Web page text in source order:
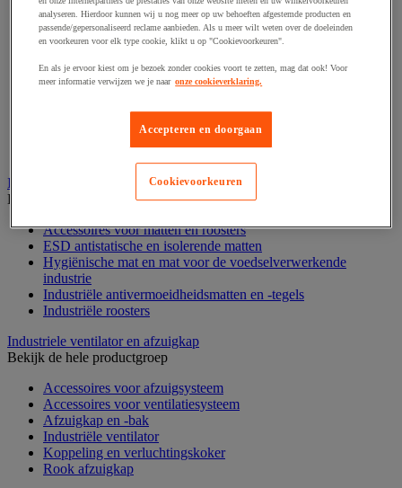
Draagarmstelling voor lange lasten
Entresol voor magazijn
Lichte stelling
Palletstelling
Rek voor haspels en spoelen
Industriële mat, tegel en rooster
Bekijk de hele productgroep
Accessoires voor matten en roosters
ESD antistatische en isolerende matten
Hygiënische mat en mat voor de voedselverwerkende
industrie
Industriële antivermoeidheidsmatten en -tegels
Industriële roosters
Industriele ventilator en afzuigkap
Bekijk de hele productgroep
Accessoires voor afzuigsysteem
Accessoires voor ventilatiesysteem
Afzuigkap en -bak
Industriële ventilator
Koppeling en verluchtingskoker
Rook afzuigkap
analyseren. Hierdoor kunnen wij u nog meer op uw behoeften afgestemde producten en
passende/gepersonaliseerd reclame aanbieden. Als u meer wilt weten over de doeleinden
en voorkeuren voor elk type cookie, klikt u op "Cookievoorkeuren".
En als je ervoor kiest om je bezoek zonder cookies voort te zetten, mag dat ook! Voor
meer informatie verwijzen we je naar onze cookieverklaring.
Accepteren en doorgaan
Cookievoorkeuren